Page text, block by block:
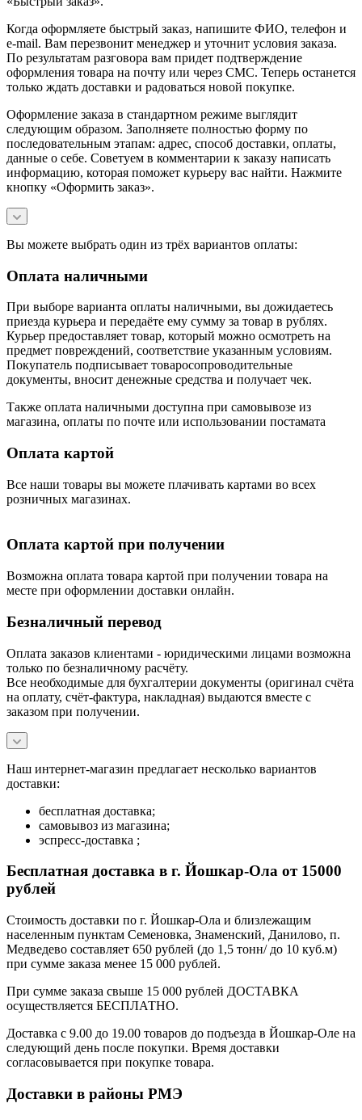
Когда оформляете быстрый заказ, напишите ФИО, телефон и
e-mail. Вам перезвонит менеджер и уточнит условия заказа.
По результатам разговора вам придет подтверждение
оформления товара на почту или через СМС. Теперь останется
только ждать доставки и радоваться новой покупке.
Оформление заказа в стандартном режиме выглядит
следующим образом. Заполняете полностью форму по
последовательным этапам: адрес, способ доставки, оплаты,
данные о себе. Советуем в комментарии к заказу написать
информацию, которая поможет курьеру вас найти. Нажмите
кнопку «Оформить заказ».
Вы можете выбрать один из трёх вариантов оплаты:
Оплата наличными
При выборе варианта оплаты наличными, вы дожидаетесь
приезда курьера и передаёте ему сумму за товар в рублях.
Курьер предоставляет товар, который можно осмотреть на
предмет повреждений, соответствие указанным условиям.
Покупатель подписывает товаросопроводительные
документы, вносит денежные средства и получает чек.
Также оплата наличными доступна при самовывозе из
магазина, оплаты по почте или использовании постамата
Оплата картой
Все наши товары вы можете плачивать картами во всех
розничных магазинах.
Оплата картой при получении
Возможна оплата товара картой при получении товара на
месте при оформлении доставки онлайн.
Безналичный перевод
Оплата заказов клиентами - юридическими лицами возможна
только по безналичному расчёту.
Все необходимые для бухгалтерии документы (оригинал счёта
на оплату, счёт-фактура, накладная) выдаются вместе с
заказом при получении.
Наш интернет-магазин предлагает несколько вариантов
доставки:
бесплатная доставка;
самовывоз из магазина;
эспресс-доставка ;
Бесплатная доставка в г. Йошкар-Ола от 15000
рублей
Стоимость доставки по г. Йошкар-Ола и близлежащим
населенным пунктам Семеновка, Знаменский, Данилово, п.
Медведево составляет 650 рублей (до 1,5 тонн/ до 10 куб.м)
при сумме заказа менее 15 000 рублей.
При сумме заказа свыше 15 000 рублей ДОСТАВКА
осуществляется БЕСПЛАТНО.
Доставка с 9.00 до 19.00 товаров до подъезда в Йошкар-Оле на
следующий день после покупки. Время доставки
согласовывается при покупке товара.
Доставки в районы РМЭ